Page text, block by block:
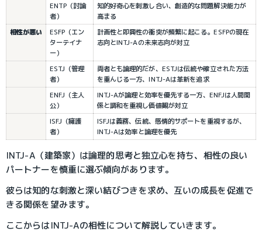
ENTP（討論
者）
知的好奇心を刺激し合い、創造的な問題解決能力が
高まる
相性が悪い
ESFP（エン
ターテイナ
ー）
計画性と即興性の衝突が頻繁に起こる。ESFPの現在
志向とINTJ-Aの未来志向が対立
ESTJ（管理
者）
両者とも論理的だが、ESTJは伝統や確立された方法
を重んじる一方、INTJ-Aは革新を追求
ENFJ（主人
公）
INTJ-Aが論理と効率を優先する一方、ENFJは人間関
係と調和を重視し価値観が対立
ISFJ（擁護
者）
ISFJは義務、伝統、感情的サポートを重視するが、
INTJ-Aは効率と論理を優先
INTJ-A（建築家）は論理的思考と独立心を持ち、相性の良い
パートナーを慎重に選ぶ傾向があります。
彼らは知的な刺激と深い結びつきを求め、互いの成長を促進で
きる関係を望みます。
ここからはINTJ-Aの相性について解説していきます。